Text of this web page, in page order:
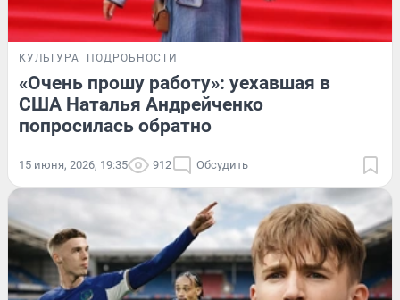
КУЛЬТУРА ПОДРОБНОСТИ
«Очень прошу работу»: уехавшая в
США Наталья Андрейченко
попросилась обратно
15 июня, 2026, 19:35 912 Обсудить